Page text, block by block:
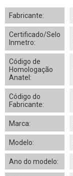
Fabricante:
Certificado/Selo
Inmetro:
Código de
Homologação
Anatel:
Código do
Fabricante:
Marca:
Modelo:
Ano do modelo: